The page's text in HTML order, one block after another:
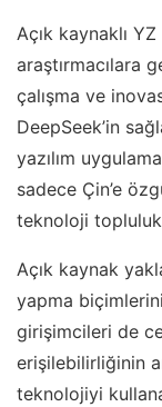
Açık kaynaklı
araştırmacılara
çalışma ve
DeepSeek’in
yazılım
sadece Çin’e
teknoloji
Açık kaynak
yapma
girişimcileri de
erişilebilirliğinin
teknolojiyi